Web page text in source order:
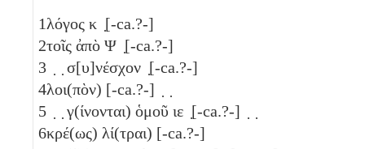
1λόγος κ ̣[-ca.?-]
2τοῖς ἀπὸ Ψ ̣[-ca.?-]
3 ̣ ̣ σ[υ]νέσχον ̣[-ca.?-]
4λοι(πὸν) [-ca.?-] ̣ ̣
5 ̣ ̣ γ(ίνονται) ὁμοῦ ιε ̣[-ca.?-] ̣ ̣
6κρέ(ως) λί(τραι) [-ca.?-]